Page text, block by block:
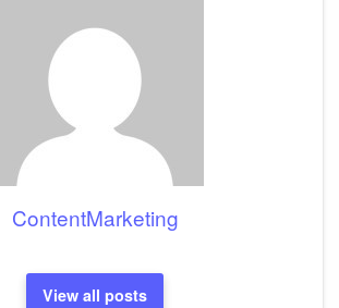
ContentMarketing
View all posts